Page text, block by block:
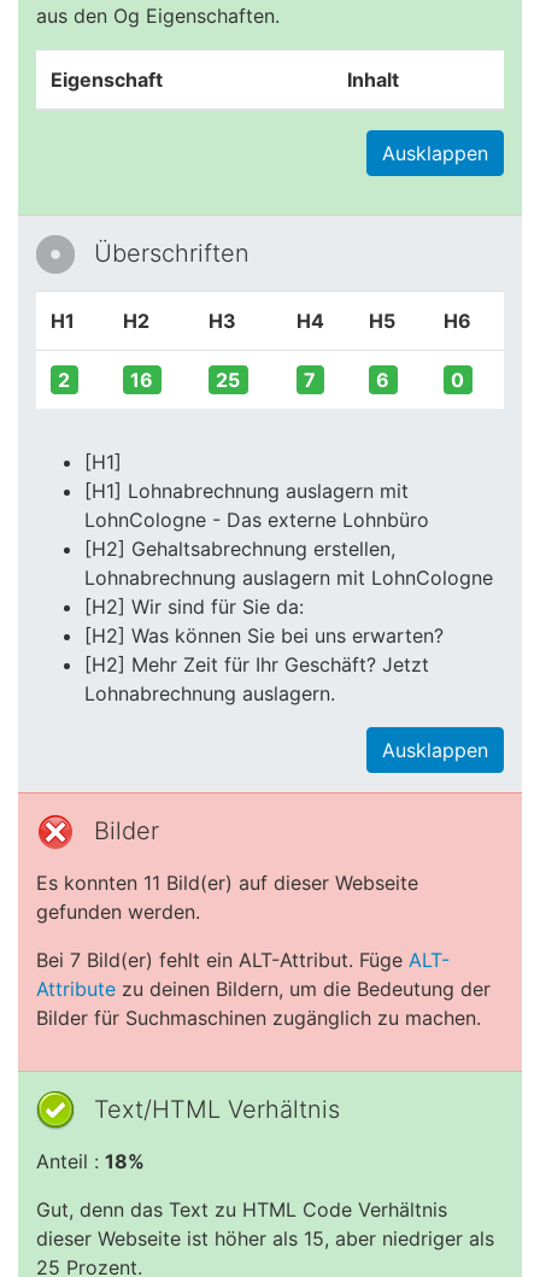
aus den Og Eigenschaften.
Eigenschaft Inhalt
Ausklappen
Überschriften
H1 H2 H3 H4 H5 H6
2 16 25 7 6 0
[H1]
[H1] Lohnabrechnung auslagern mit
LohnCologne - Das externe Lohnbüro
[H2] Gehaltsabrechnung erstellen,
Lohnabrechnung auslagern mit LohnCologne
[H2] Wir sind für Sie da:
[H2] Was können Sie bei uns erwarten?
[H2] Mehr Zeit für Ihr Geschäft? Jetzt
Lohnabrechnung auslagern.
Ausklappen
Bilder
Es konnten 11 Bild(er) auf dieser Webseite
gefunden werden.
Bei 7 Bild(er) fehlt ein ALT-Attribut. Füge ALT-
Attribute zu deinen Bildern, um die Bedeutung der
Bilder für Suchmaschinen zugänglich zu machen.
Text/HTML Verhältnis
Anteil : 18%
Gut, denn das Text zu HTML Code Verhältnis
dieser Webseite ist höher als 15, aber niedriger als
25 Prozent.